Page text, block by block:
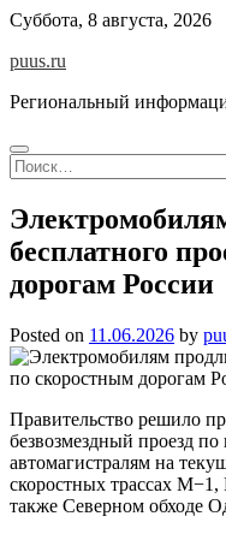
Skip
content
Суббота, 8 августа, 2026
puus.ru
Региональный
Найти:
бесплатного
дорогам России
Posted on 11.06.2026 by
Правительство решило
безвозмездный проезд
автомагистралям на
скоростных трассах
также Северном обходе